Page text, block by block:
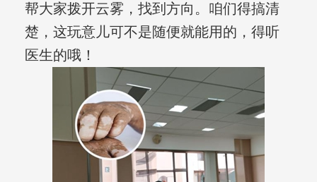
帮大家拨开云雾，找到方向。咱们得搞清
楚，这玩意儿可不是随便就能用的，得听
医生的哦！